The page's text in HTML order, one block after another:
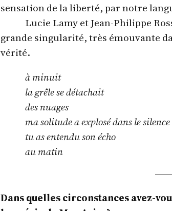
sensation de la liberté, par notre
Lucie Lamy et Jean-Philippe
grande singularité, très émouvante
vérité.
à minuit
la grêle se détachait
des nuages
ma solitude a explosé dans le silence
tu as entendu son écho
au matin
Dans quelles circonstances avez-